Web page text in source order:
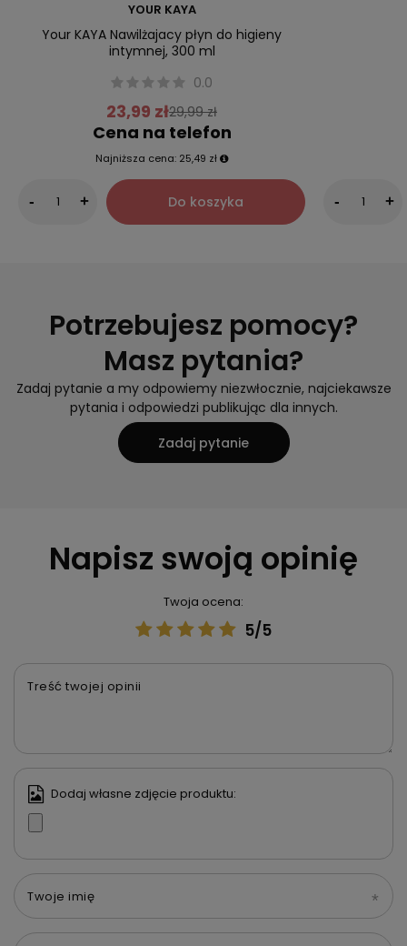
YOUR KAYA
Your KAYA Nawilżajacy płyn do higieny
intymnej, 300 ml
0.0
23,99 zł29,99 zł
Cena na telefon
Najniższa cena: 25,49 zł
- + Do koszyka - +
Potrzebujesz pomocy?
Masz pytania?
Zadaj pytanie a my odpowiemy niezwłocznie, najciekawsze
pytania i odpowiedzi publikując dla innych.
Zadaj pytanie
Napisz swoją opinię
Twoja ocena:
5/5
Treść twojej opinii
Dodaj własne zdjęcie produktu:
Twoje imię